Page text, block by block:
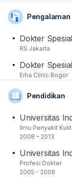
Dengan
terlatih dan lihai
Selain itu,
Dokter
Spesialis Kulit
sebagai anggota
Pengalaman
Dokter
RS Jakarta
Dokter
Erha Clinic Bogor
Pendidikan
Universitas
Ilmu Penyakit
2008 - 2013
Universitas
Profesi Dokter
2005 - 2006